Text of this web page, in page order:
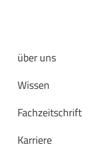
über uns
Wissen
Fachzeitschrift
Karriere